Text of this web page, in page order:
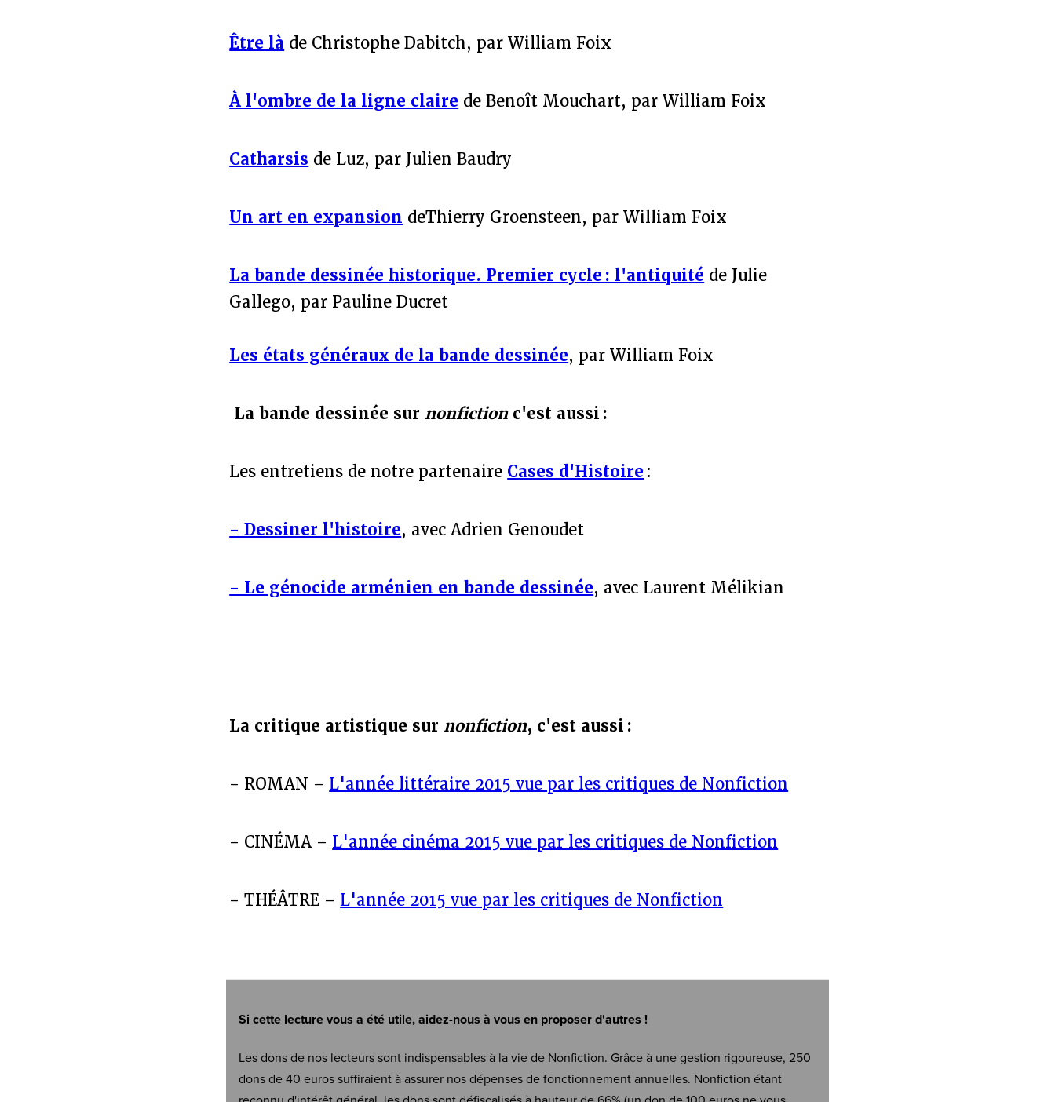
Être là de Christophe Dabitch, par William Foix
À l'ombre de la ligne claire de Benoît Mouchart, par William Foix
Catharsis de Luz, par Julien Baudry
Un art en expansion deThierry Groensteen, par William Foix
La bande dessinée historique. Premier cycle : l'antiquité de Julie
Gallego, par Pauline Ducret
Les états généraux de la bande dessinée, par William Foix
La bande dessinée sur nonfictionc'est aussi :
Les entretiens de notre partenaire Cases d'Histoire :
- Dessiner l'histoire, avec Adrien Genoudet
- Le génocide arménien en bande dessinée, avec Laurent Mélikian
La critique artistique sur nonfiction, c'est aussi :
- ROMAN – L'année littéraire 2015 vue par les critiques de Nonfiction
- CINÉMA – L'année cinéma 2015 vue par les critiques de Nonfiction
- THÉÂTRE – L'année 2015 vue par les critiques de Nonfiction
Si cette lecture vous a été utile, aidez-nous à vous en proposer d'autres !
Les dons de nos lecteurs sont indispensables à la vie de Nonfiction. Grâce à une gestion rigoureuse, 250
dons de 40 euros suffiraient à assurer nos dépenses de fonctionnement annuelles. Nonfiction étant